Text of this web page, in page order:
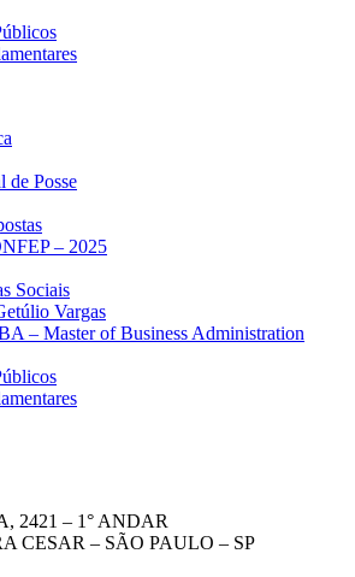
de Posse
– 2025
Sociais
Vargas
– Master of Business Administration
2421 – 1° ANDAR
CESAR – SÃO PAULO – SP